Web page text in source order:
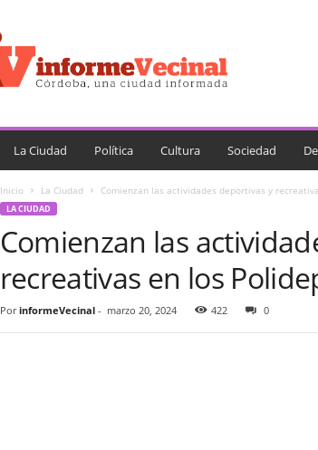
La Ciudad Política Cultura Sociedad
Inicio La Ciudad Comienzan las actividades deportivas y
LA CIUDAD
Comienzan las
recreativas en los
Por informeVecinal- marzo 20, 2024 422 0